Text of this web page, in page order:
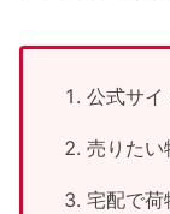
公式サイ
売りたい
宅配で荷